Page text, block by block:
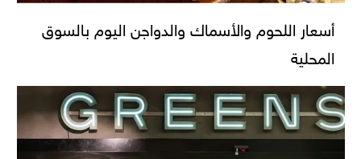
أسعار اللحوم والأسماك والدواجن اليوم بالسوق
المحلية